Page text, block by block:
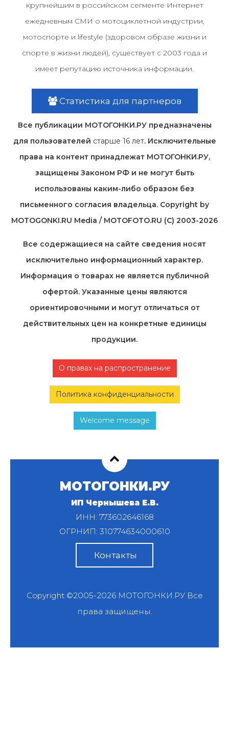
крупнейшим в российском сегменте Интернет
ежедневным СМИ о мотоциклетной индустрии,
мотоспорте и lifestyle (здоровом образе жизни и
спорте в жизни людей), существует с 2003 года и
имеет репутацию источника информации.
Статистика для партнеров
Все публикации МОТОГОНКИ.РУ предназначены
для пользователей старше 16 лет. Исключительные
права на контент принадлежат МОТОГОНКИ.РУ,
защищены Законом РФ и не могут быть
использованы каким-либо образом без
письменного согласия владельца. Copyright by
MOTOGONKI.RU Media / MOTOFOTO.RU (C) 2003-2026
Все содержащиеся на cайте сведения носят
исключительно информационный характер.
Информация о товарах не является публичной
офертой. Указанные цены являются
ориентировочными и могут отличаться от
действительных цен на конкретные единицы
продукции.
О правах на распространение
Политика конфиденциальности
Welcome message
МОТОГОНКИ.РУ
ИП Чернышева Е.В.
ИНН: 773602646168
ОГРНИП: 310774634000610
Контакты
Copyright ©2005-2026 МОТОГОНКИ.РУВсе
права защищены.